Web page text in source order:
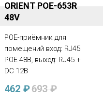
ORIENT POE-653R
48V
POE-приёмник для
помещений вход: RJ45
POE 48В, выход: RJ45 +
DC 12В
462 ₽693 ₽